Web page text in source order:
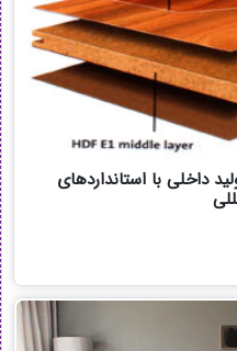
داخلی با استانداردهای